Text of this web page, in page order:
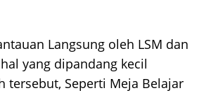
Langsung oleh LSM dan
yang dipandang kecil
tersebut, Seperti Meja Belajar